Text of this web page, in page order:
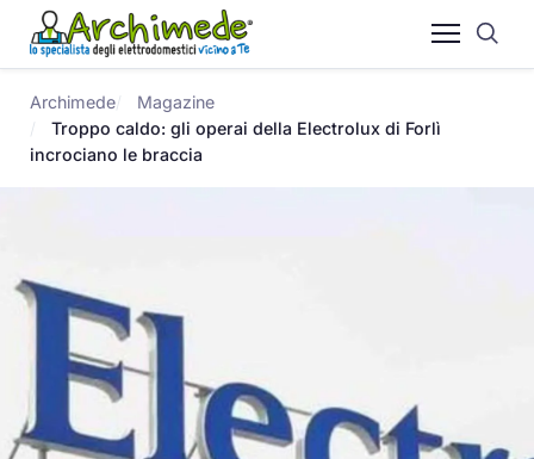
Archimede
Magazine
Troppo caldo: gli operai della Electrolux di Forlì
incrociano le braccia